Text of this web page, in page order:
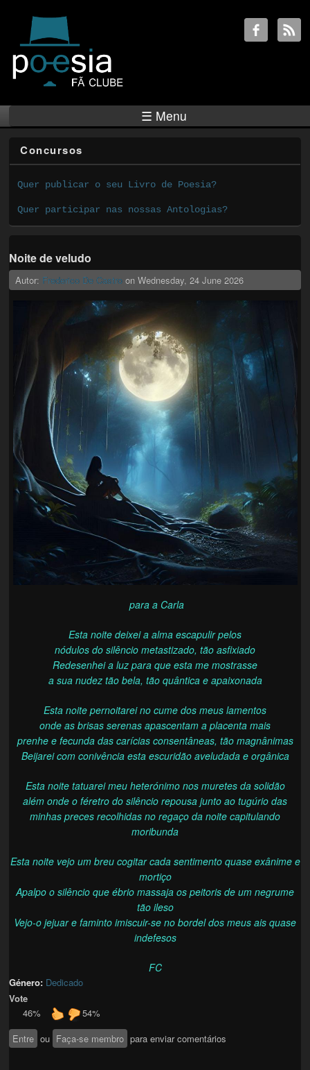
☰ Menu
Concursos
Quer publicar o seu Livro de Poesia?
Quer participar nas nossas Antologias?
Noite de veludo
Autor: Frederico De Castro onWednesday, 24 June 2026
para a Carla
Esta noite deixei a alma escapulir pelos
nódulos do silêncio metastizado, tão asfixiado
Redesenhei a luz para que esta me mostrasse
a sua nudez tão bela, tão quântica e apaixonada
Esta noite pernoitarei no cume dos meus lamentos
onde as brisas serenas apascentam a placenta mais
prenhe e fecunda das carícias consentâneas, tão magnânimas
Beijarei com conivência esta escuridão aveludada e orgânica
Esta noite tatuarei meu heterónimo nos muretes da solidão
além onde o féretro do silêncio repousa junto ao tugúrio das
minhas preces recolhidas no regaço da noite capitulando
moribunda
Esta noite vejo um breu cogitar cada sentimento quase exânime e
mortiço
Apalpo o silêncio que ébrio massaja os peitoris de um negrume
tão ileso
Vejo-o jejuar e faminto imiscuir-se no bordel dos meus ais quase
indefesos
FC
Género: Dedicado
Vote
46%
54%
Entre ou Faça-se membro para enviar comentários